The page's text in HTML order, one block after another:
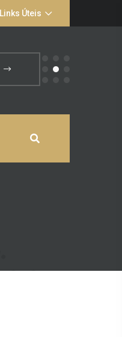
Links Úteis